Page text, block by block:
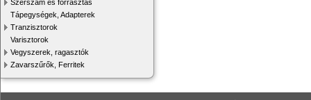
Szerszám és forrasztás
Tápegységek, Adapterek
Tranzisztorok
Varisztorok
Vegyszerek, ragasztók
Zavarszűrők, Ferritek